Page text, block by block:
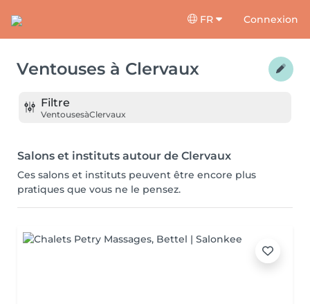
FR Connexion
Ventouses à Clervaux
Filtre
VentousesàClervaux
Salons et instituts autour de Clervaux
Ces salons et instituts peuvent être encore plus
pratiques que vous ne le pensez.